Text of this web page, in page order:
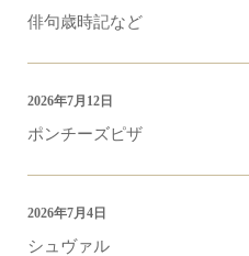
俳句歳時記など
ポンチーズピザ
2026年7月12日
シュヴァル
2026年7月4日